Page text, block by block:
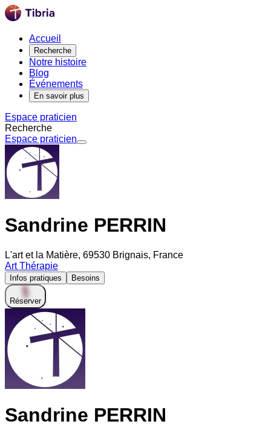
Accueil
Recherche
Notre histoire
Blog
Événements
En savoir plus
Espace praticien
Recherche
Espace praticien
Sandrine PERRIN
L'art et la Matière, 69530 Brignais, France
Art Thérapie
Infos pratiques Besoins
Réserver
Sandrine PERRIN